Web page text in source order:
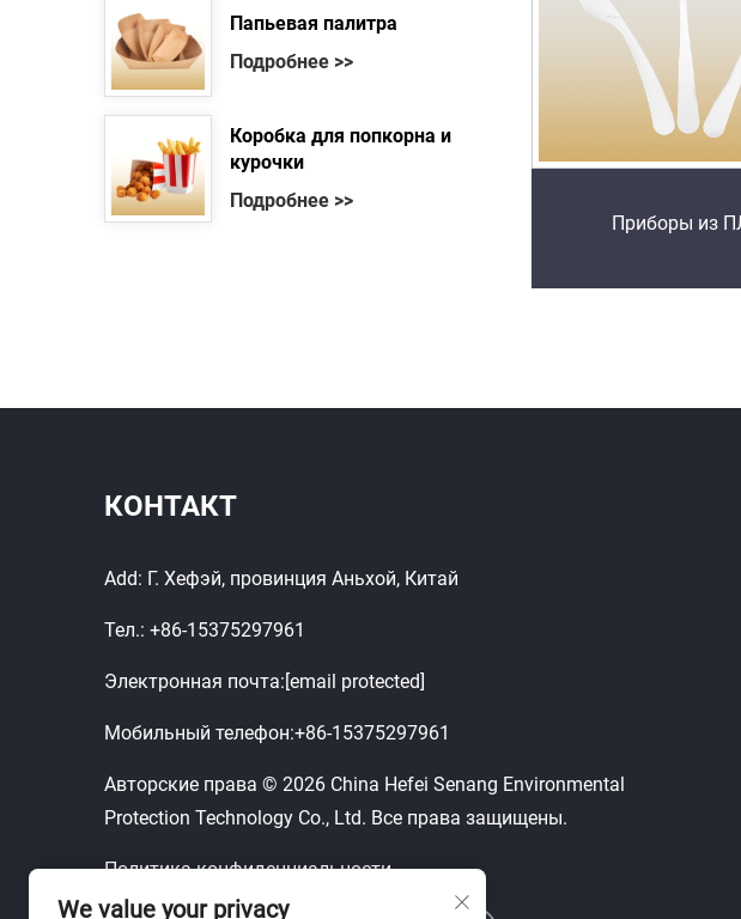
Папьевая палитра
Подробнее >>
Коробка для попкорна и
курочки
Подробнее >>
Приборы из
КОНТАКТ
Add: Г. Хефэй, провинция Аньхой, Китай
Тел.: +86-15375297961
Электронная почта: [email protected]
Мобильный телефон:+86-15375297961
Авторские права © 2026 China Hefei Senang Environmental
Protection Technology Co., Ltd. Все права защищены.
Политика конфиденциальности
We value your privacy